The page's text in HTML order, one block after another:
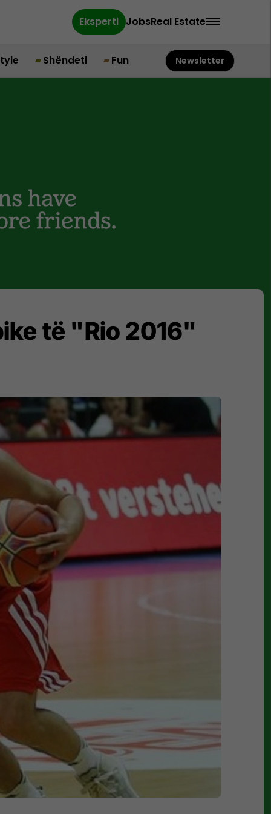
Eksperti JobsReal Estate
Shëndeti Fun Newsletter
të "Rio 2016"